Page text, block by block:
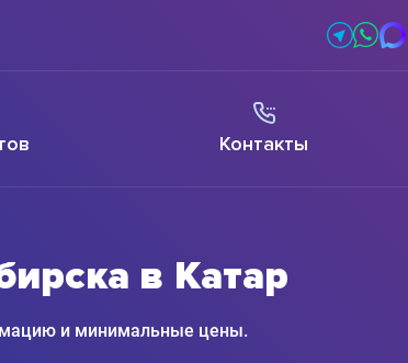
Контакты
в Катар
и минимальные цены.